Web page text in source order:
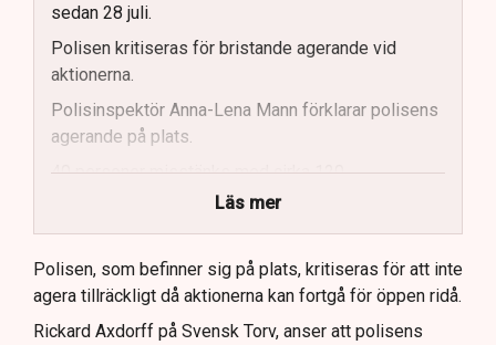
sedan 28 juli.
Polisen kritiseras för bristande agerande vid
aktionerna.
Polisinspektör Anna-Lena Mann förklarar polisens
agerande på plats.
40 personer misstänks med cirka 120
brottsmisstankar kopplade.
Polisen använder drönare och uniformerad polis
för att dokumentera bevis.
Samtidigt är polisarbetet komplext när det gäller
att navigera juridiska rättigheter och gränser.
Läs mer
Polisen, som befinner sig på plats, kritiseras för att inte
agera tillräckligt då aktionerna kan fortgå för öppen ridå.
Rickard Axdorff på Svensk Torv, anser att polisens